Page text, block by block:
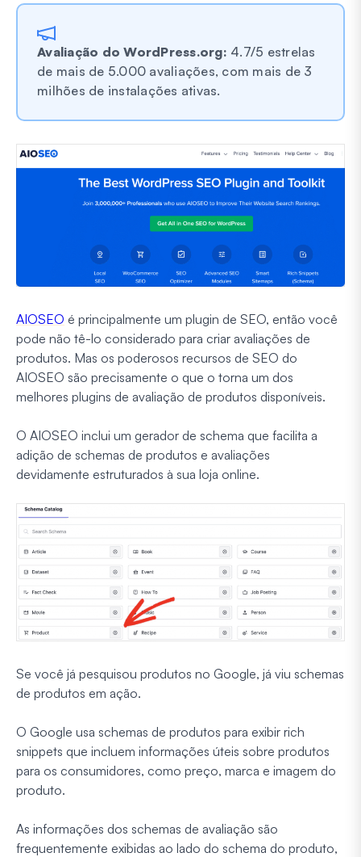
Avaliação do WordPress.org: 4.7/5 estrelas
de mais de 5.000 avaliações, com mais de 3
milhões de instalações ativas.
AIOSEO é principalmente um plugin de SEO, então você
pode não tê-lo considerado para criar avaliações de
produtos. Mas os poderosos recursos de SEO do
AIOSEO são precisamente o que o torna um dos
melhores plugins de avaliação de produtos disponíveis.
O AIOSEO inclui um gerador de schema que facilita a
adição de schemas de produtos e avaliações
devidamente estruturados à sua loja online.
Se você já pesquisou produtos no Google, já viu schemas
de produtos em ação.
O Google usa schemas de produtos para exibir rich
snippets que incluem informações úteis sobre produtos
para os consumidores, como preço, marca e imagem do
produto.
As informações dos schemas de avaliação são
frequentemente exibidas ao lado do schema do produto,